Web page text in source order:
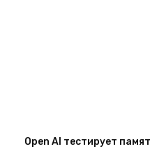
Open AI тестирует